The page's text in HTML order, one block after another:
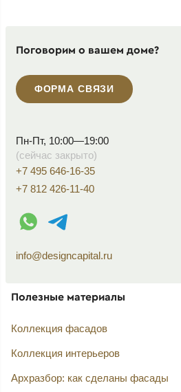
Поговорим о вашем доме?
ФОРМА СВЯЗИ
Пн-Пт, 10:00—19:00
(сейчас закрыто)
+7 495 646-16-35
+7 812 426-11-40
WhatsApp контакт
Telegram контакт
info@designcapital.ru
Полезные материалы
Коллекция фасадов
Коллекция интерьеров
Архразбор: как сделаны фасады